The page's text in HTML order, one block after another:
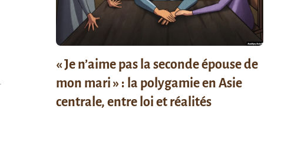
« Je n’aime pas la seconde épouse de
mon mari » : la polygamie en Asie
centrale, entre loi et réalités